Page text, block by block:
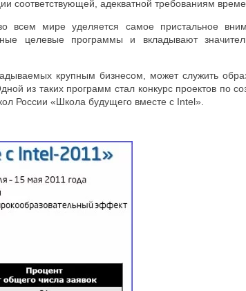
соответствующей, адекватной требованиям
мире уделяется самое пристальное
целевые программы и вкладывают
крупным бизнесом, может служить
из таких программ стал конкурс проектов по
России «Школа будущего вместе с Intel».